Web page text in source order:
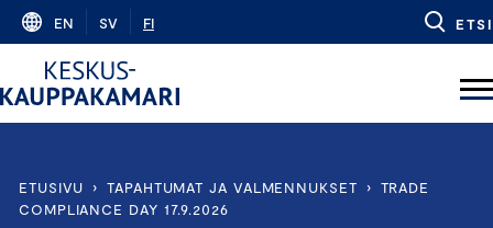
Skip
content
EN SV FI ETSI
ETUSIVU › TAPAHTUMAT JA VALMENNUKSET › TRADE
COMPLIANCE DAY 17.9.2026